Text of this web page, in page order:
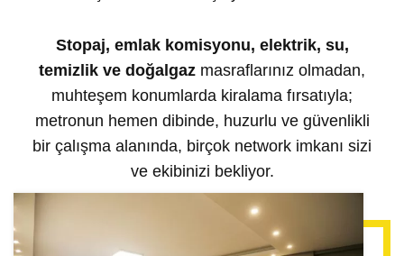
Stopaj, emlak komisyonu, elektrik, su,
temizlik ve doğalgaz masraflarınız olmadan,
muhteşem konumlarda kiralama fırsatıyla;
metronun hemen dibinde, huzurlu ve güvenlikli
bir çalışma alanında, birçok network imkanı sizi
ve ekibinizi bekliyor.